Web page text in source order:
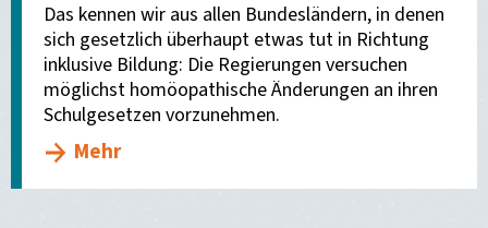
Das kennen wir aus allen Bundesländern, in denen
sich gesetzlich überhaupt etwas tut in Richtung
inklusive Bildung: Die Regierungen versuchen
möglichst homöopathische Änderungen an ihren
Schulgesetzen vorzunehmen.
Mehr